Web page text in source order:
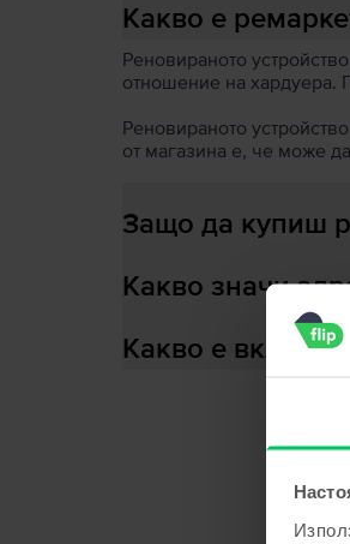
Какво е
Реновираното
отношение на хардуера.
Реновираното
от магазина е, че може
Защо да купиш
Какво значи
Какво е